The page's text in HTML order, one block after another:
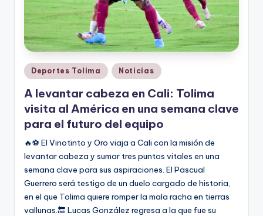
Publicado
en
Deportes Tolima Noticias
A levantar cabeza en Cali: Tolima
visita al América en una semana clave
para el futuro del equipo
🔥⚽ El Vinotinto y Oro viaja a Cali con la misión de
levantar cabeza y sumar tres puntos vitales en una
semana clave para sus aspiraciones. El Pascual
Guerrero será testigo de un duelo cargado de historia,
en el que Tolima quiere romper la mala racha en tierras
vallunas.🔙 Lucas González regresa a la que fue su